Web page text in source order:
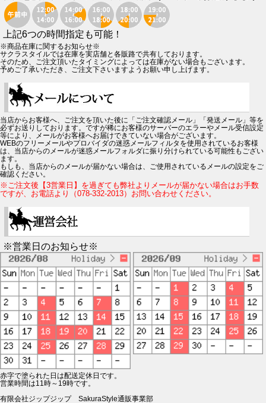
上記6つの時間指定も可能！
※商品在庫に関するお知らせ※
サクラスタイルでは在庫を実店舗と各販路で共有しております。
そのため、ご注文頂いたタイミングによっては在庫がない場合もございます。
予めご了承いただき、ご注文下さいますようお願い申し上げます。
当店からお客様へ、ご注文を頂いた後に「ご注文確認メール」「発送メール」等を
必ずお送りしております。ですが稀にお客様のサーバーのエラーやメール受信設定
等により、メールがお客様へお届けできていない場合がございます。
WEBのフリーメールやプロバイダの迷惑メールフィルタを使用されているお客様
は、当店からのメールが迷惑メールフォルダに振り分けられている可能性もござい
ます。
もしも、当店からのメールが届かない場合は、ご使用されているメールの設定をご
確認ください。
※ご注文後【3営業日】を過ぎても弊社よりメールが届かない場合はお手数
ですが、お電話より（078-332-2013）お問い合わせください。
※営業日のお知らせ※
赤字で塗られた日は配送定休日です。
営業時間は11時～19時です。
有限会社ジップジップ SakuraStyle通販事業部